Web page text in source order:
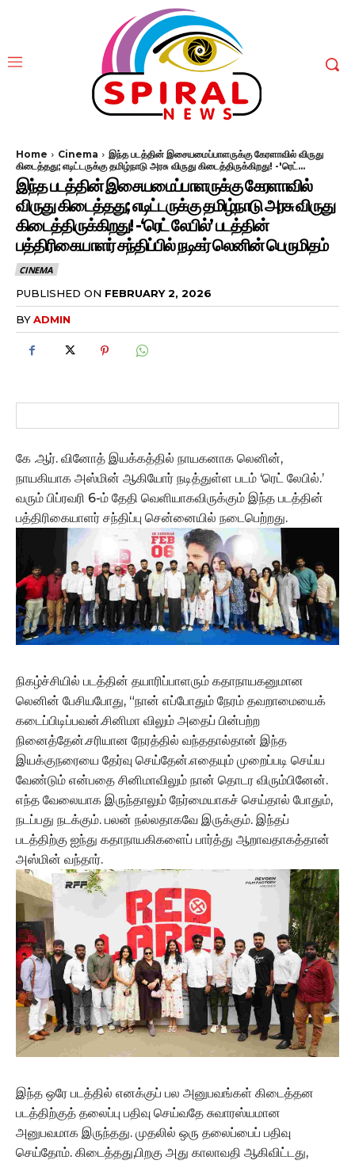
Home Cinema
இந்த படத்தின் இசையமைப்பாளருக்கு கேரளாவில் விருது
கிடைத்தது; எடிட்டருக்கு தமிழ்நாடு அரசு விருது கிடைத்திருக்கிறது! -'ரெட்...
இந்த படத்தின் இசையமைப்பாளருக்கு கேரளாவில்
விருது கிடைத்தது; எடிட்டருக்கு தமிழ்நாடு அரசு விருது
கிடைத்திருக்கிறது! -‘ரெட் லேபில்’ படத்தின்
பத்திரிகையாளர் சந்திப்பில் நடிகர் லெனின் பெருமிதம்
CINEMA
PUBLISHED ON FEBRUARY 2, 2026
BYADMIN
கே .ஆர். வினோத் இயக்கத்தில் நாயகனாக லெனின்,
நாயகியாக அஸ்மின் ஆகியோர் நடித்துள்ள படம் ‘ரெட் லேபில்.’
வரும் பிப்ரவரி 6-ம் தேதி வெளியாகவிருக்கும் இந்த படத்தின்
பத்திரிகையாளர் சந்திப்பு சென்னையில் நடைபெற்றது.
நிகழ்ச்சியில் படத்தின் தயாரிப்பாளரும் கதாநாயகனுமான
லெனின் பேசியபோது, “நான் எப்போதும் நேரம் தவறாமையைக்
கடைப்பிடிப்பவன்.சினிமா விலும் அதைப் பின்பற்ற
நினைத்தேன்.சரியான நேரத்தில் வந்ததால்தான் இந்த
இயக்குநரையை தேர்வு செய்தேன்.எதையும் முறைப்படி செய்ய
வேண்டும் என்பதை சினிமாவிலும் நான் தொடர விரும்பினேன்.
எந்த வேலையாக இருந்தாலும் நேர்மையாகச் செய்தால் போதும்,
நடப்பது நடக்கும். பலன் நல்லதாகவே இருக்கும். இந்தப்
படத்திற்கு ஐந்து கதாநாயகிகளைப் பார்த்து ஆறாவதாகத்தான்
அஸ்மின் வந்தார்.
இந்த ஒரே படத்தில் எனக்குப் பல அனுபவங்கள் கிடைத்தன
படத்திற்குத் தலைப்பு பதிவு செய்வதே சுவாரஸ்யமான
அனுபவமாக இருந்தது. முதலில் ஒரு தலைப்பைப் பதிவு
செய்தோம். கிடைத்தது,பிறகு அது காலாவதி ஆகிவிட்டது,